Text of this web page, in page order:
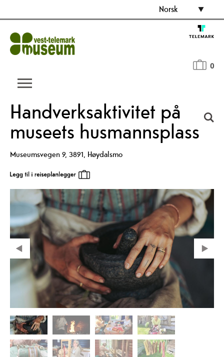
Norsk
0
Handverksaktivitet på
museets husmannsplass
Museumsvegen 9, 3891, Høydalsmo